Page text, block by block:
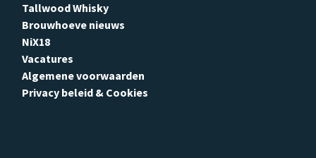
Tallwood Whisky
Brouwhoeve nieuws
NiX18
Vacatures
Algemene voorwaarden
Privacy beleid & Cookies